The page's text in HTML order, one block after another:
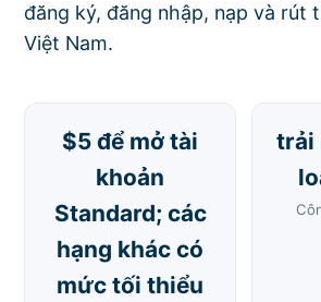
đăng ký, đăng nhập, nạp và rút
Việt Nam.
$5 để mở tài
khoản
Standard; các
hạng khác có
mức tối thiểu
trải